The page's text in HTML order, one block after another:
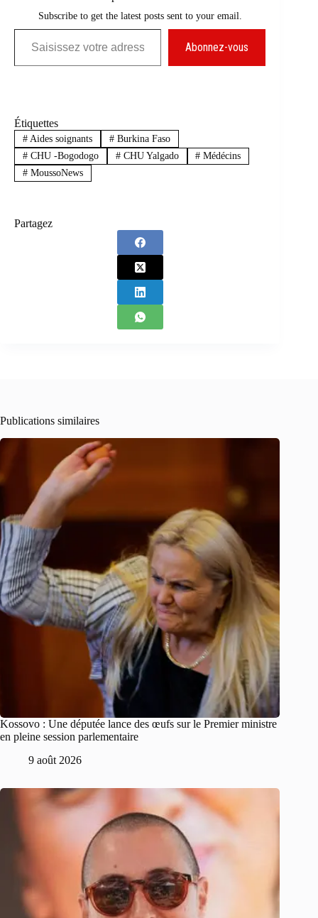
Subscribe to get the latest posts sent to your email.
Saisissez votre adresse e-mail…
Abonnez-vous
Étiquettes
#Aides soignants #Burkina Faso
#CHU -Bogodogo #CHU Yalgado # Médécins
#MoussoNews
Partagez
Publications similaires
Kossovo : Une députée lance des œufs sur le Premier ministre
en pleine session parlementaire
9 août 2026